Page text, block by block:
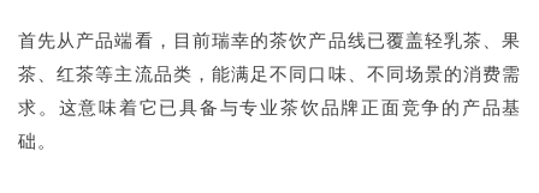
首先从产品端看，目前瑞幸的茶饮产品线已覆盖轻乳茶、果
茶、红茶等主流品类，能满足不同口味、不同场景的消费需
求。这意味着它已具备与专业茶饮品牌正面竞争的产品基
础。